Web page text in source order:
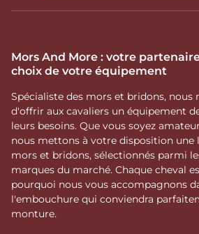
Mors And More : votre
choix de votre équipement
Spécialiste des mors et bridons, nous
d'offrir aux cavaliers un équipement
leurs besoins. Que vous soyez
nous mettons à votre disposition une
mors et bridons, sélectionnés parmi
marques du marché. Chaque cheval
pourquoi nous vous accompagnons
l'embouchure qui conviendra
monture.